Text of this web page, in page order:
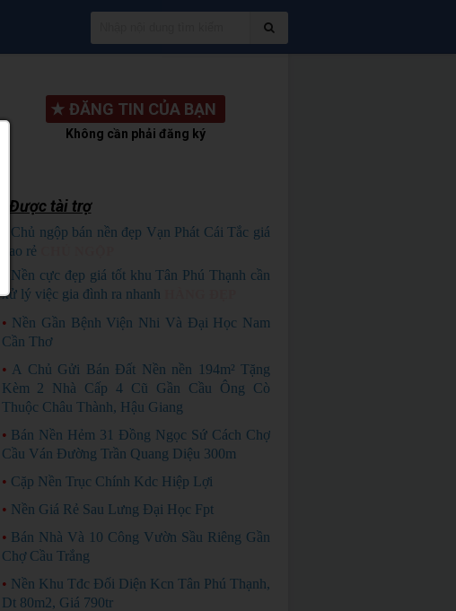
★ ĐĂNG TIN CỦA BẠN
Không cần phải đăng ký
Được tài trợ
Chủ ngộp bán nền đẹp Vạn Phát Cái Tắc giá
bao rẻ
Nền cực đẹp giá tốt khu Tân Phú Thạnh cần
xử lý việc gia đình ra nhanh
• Nền Gần Bệnh Viện Nhi Và Đại Học Nam
Cần Thơ
• A Chủ Gửi Bán Đất Nền nền 194m² Tặng
Kèm 2 Nhà Cấp 4 Cũ Gần Cầu Ông Cò
Thuộc Châu Thành, Hậu Giang
• Bán Nền Hẻm 31 Đồng Ngọc Sứ Cách Chợ
Cầu Ván Đường Trần Quang Diệu 300m
• Cặp Nền Trục Chính Kdc Hiệp Lợi
• Nền Giá Rẻ Sau Lưng Đại Học Fpt
• Bán Nhà Và 10 Công Vườn Sầu Riêng Gần
Chợ Cầu Trắng
• Nền Khu Tđc Đối Diện Kcn Tân Phú Thạnh,
Dt 80m2, Giá 790tr